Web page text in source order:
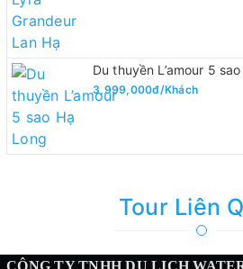
Du thuyền L’amour 5
3,999,000đ/Khách
Tour Liên
CÔNG TY TNHH DU LỊCH